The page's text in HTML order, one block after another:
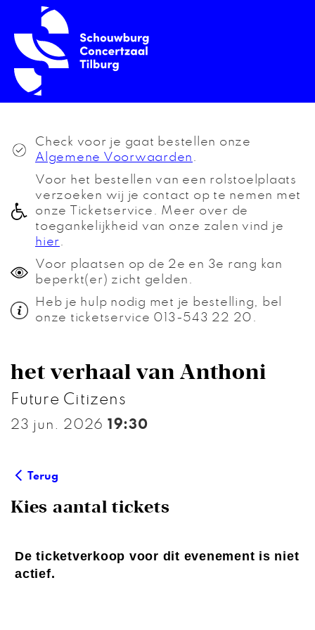
Check voor je gaat bestellen onze
Algemene Voorwaarden
Voor het bestellen van een rolstoelplaats
verzoeken wij je contact op te nemen met
onze Ticketservice. Meer over de
toegankelijkheid van onze zalen vind je
hier
Voor plaatsen op de 2e en 3e rang kan
beperkt(er) zicht gelden.
Heb je hulp nodig met je bestelling, bel
onze ticketservice 013-543 22 20.
het verhaal van Anthoni
Future Citizens
23 jun. 2026 19:30
Terug
Kies aantal tickets
De ticketverkoop voor dit evenement is niet
actief.